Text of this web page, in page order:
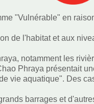
"Vulnérable" en
de l'habitat et aux
notamment les
Phraya présentait
vie aquatique". Des
barrages et